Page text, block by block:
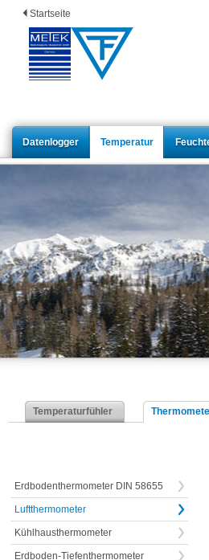
Startseite
Datenlogger Temperatur
Temperaturfühler
Erdbodenthermometer DIN 58655
Luftthermometer
Kühlhausthermometer
Erdboden-Tiefenthermometer